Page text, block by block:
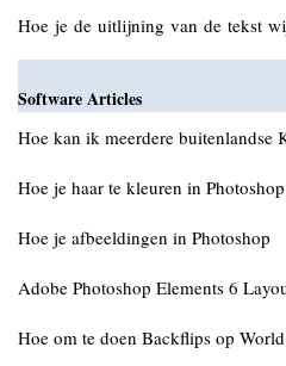
Hoe je de uitlijning van de tekst
Software Articles
Hoe kan ik meerdere buitenlandse
Hoe je haar te kleuren in Photoshop
Hoe je afbeeldingen in Photoshop
Adobe Photoshop Elements 6
Hoe om te doen Backflips op